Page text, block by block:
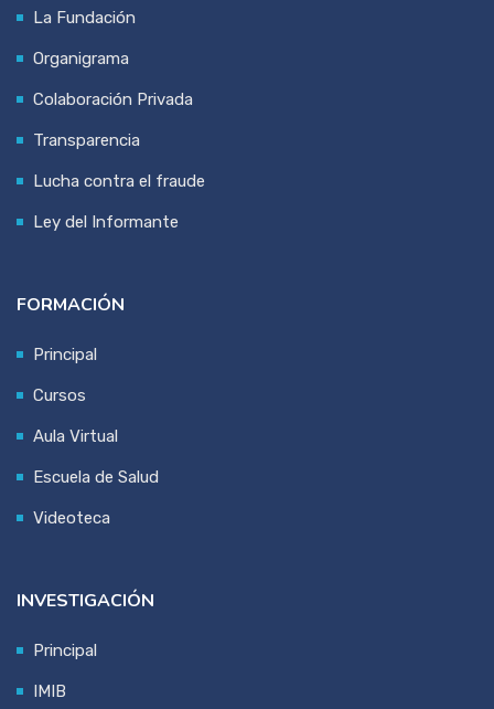
La Fundación
Organigrama
Colaboración Privada
Transparencia
Lucha contra el fraude
Ley del Informante
FORMACIÓN
Principal
Cursos
Aula Virtual
Escuela de Salud
Videoteca
INVESTIGACIÓN
Principal
IMIB